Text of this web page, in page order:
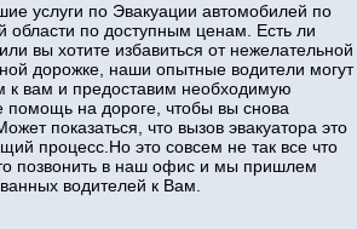
услуги по Эвакуации автомобилей по
области по доступным ценам. Есть ли
вы хотите избавиться от нежелательной
дорожке, наши опытные водители могут
вам и предоставим необходимую
помощь на дороге, чтобы вы снова
показаться, что вызов эвакуатора это
процесс.Но это совсем не так все что
позвонить в наш офис и мы пришлем
водителей к Вам.